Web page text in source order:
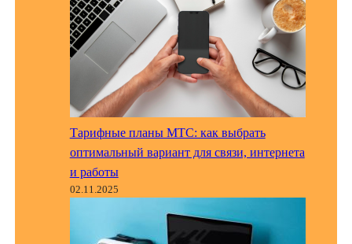
Тарифные планы МТС: как выбрать
оптимальный вариант для связи, интернета
и работы
02.11.2025